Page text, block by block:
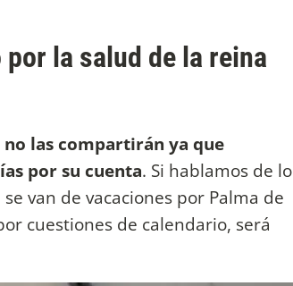
la salud de la reina
no las compartirán ya que
por su cuenta. Si hablamos de lo
van de vacaciones por Palma de
cuestiones de calendario, será